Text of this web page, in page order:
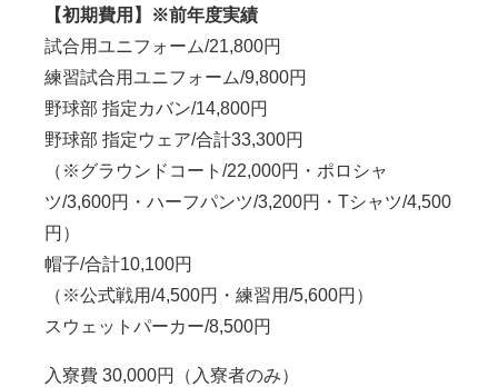
【初期費用】※前年度実績
試合用ユニフォーム/21,800円
練習試合用ユニフォーム/9,800円
野球部 指定カバン/14,800円
野球部 指定ウェア/合計33,300円
（※グラウンドコート/22,000円・ポロシャ
ツ/3,600円・ハーフパンツ/3,200円・Tシャツ/4,500
円）
帽子/合計10,100円
（※公式戦用/4,500円・練習用/5,600円）
スウェットパーカー/8,500円
入寮費 30,000円（入寮者のみ）